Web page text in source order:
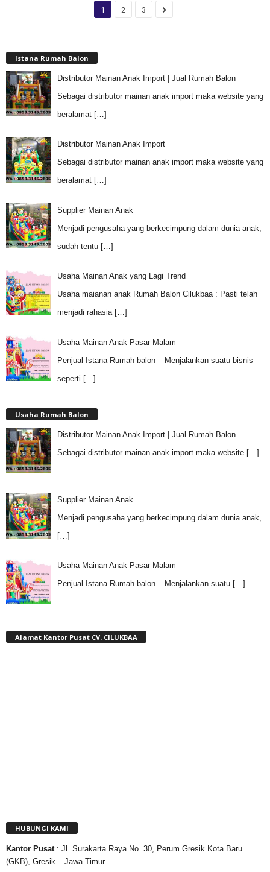
1 2 3
Istana Rumah Balon
Distributor Mainan Anak Import | Jual Rumah Balon
Sebagai distributor mainan anak import maka website yang
beralamat […]
Distributor Mainan Anak Import
Sebagai distributor mainan anak import maka website yang
beralamat […]
Supplier Mainan Anak
Menjadi pengusaha yang berkecimpung dalam dunia anak,
sudah tentu […]
Usaha Mainan Anak yang Lagi Trend
Usaha maianan anak Rumah Balon Cilukbaa : Pasti telah
menjadi rahasia […]
Usaha Mainan Anak Pasar Malam
Penjual Istana Rumah balon – Menjalankan suatu bisnis
seperti […]
Usaha Rumah Balon
Distributor Mainan Anak Import | Jual Rumah Balon
Sebagai distributor mainan anak import maka website […]
Supplier Mainan Anak
Menjadi pengusaha yang berkecimpung dalam dunia anak,
[…]
Usaha Mainan Anak Pasar Malam
Penjual Istana Rumah balon – Menjalankan suatu […]
Alamat Kantor Pusat CV. CILUKBAA
HUBUNGI KAMI
Kantor Pusat : Jl. Surakarta Raya No. 30, Perum Gresik Kota Baru
(GKB), Gresik – Jawa Timur